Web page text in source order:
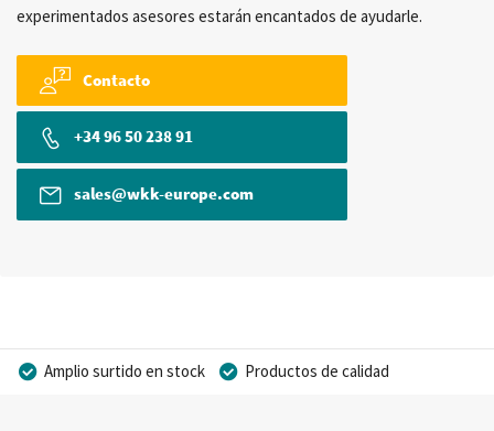
experimentados asesores estarán encantados de ayudarle.
Contacto
+34 96 50 238 91
sales@wkk-europe.com
Amplio surtido en stock
Productos de calidad